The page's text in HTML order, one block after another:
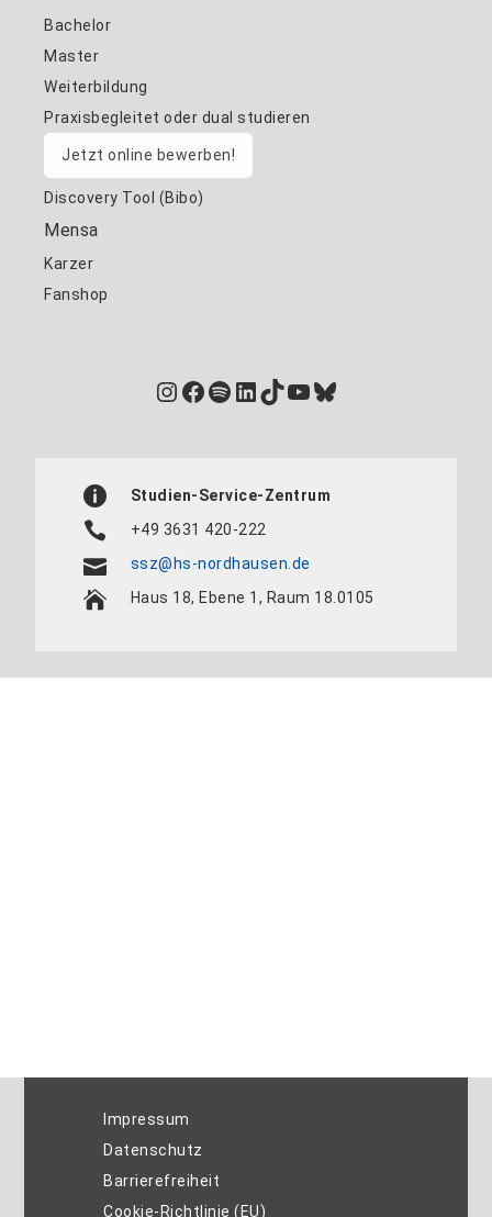
Bachelor
Master
Weiterbildung
Praxisbegleitet oder dual studieren
Jetzt online bewerben!
Discovery Tool (Bibo)
Mensa
Karzer
Fanshop
Instagram
Facebook
Spotify
LinkedIn
TikTok
YouTube
Bluesky
Studien-Service-Zentrum
+49 3631 420-222
ssz@hs-nordhausen.de
Haus 18, Ebene 1, Raum 18.0105
Impressum
Datenschutz
Barrierefreiheit
Cookie-Richtlinie (EU)